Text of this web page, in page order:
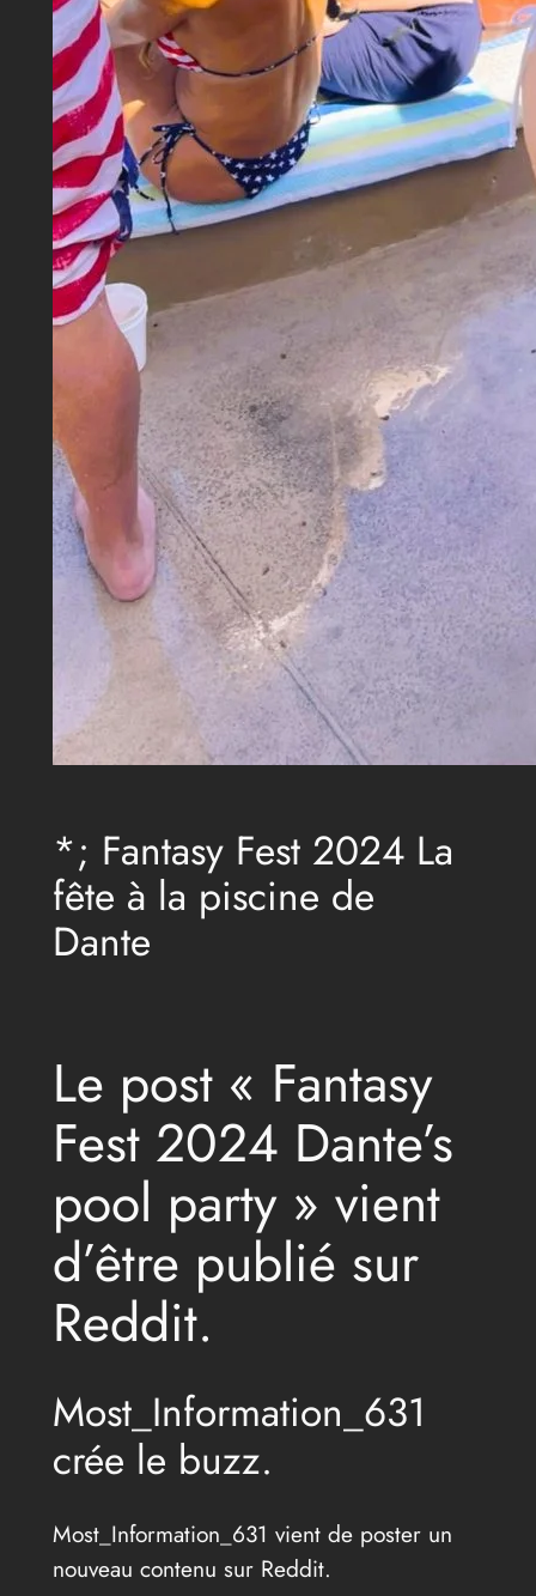
*; Fantasy Fest 2024 La
fête à la piscine de
Dante
Le post « Fantasy
Fest 2024 Dante’s
pool party » vient
d’être publié sur
Reddit.
Most_Information_631
crée le buzz.
Most_Information_631 vient de poster un
nouveau contenu sur Reddit.